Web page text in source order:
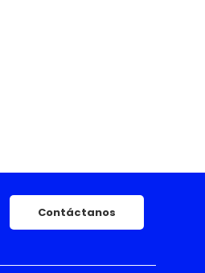
Contáctanos